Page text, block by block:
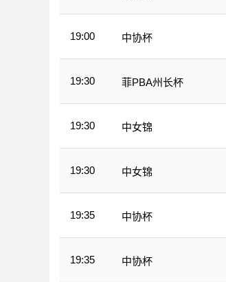
19:00 中协杯
19:30 菲PBA州长杯
19:30 中女锦
19:30 中女锦
19:35 中协杯
19:35 中协杯